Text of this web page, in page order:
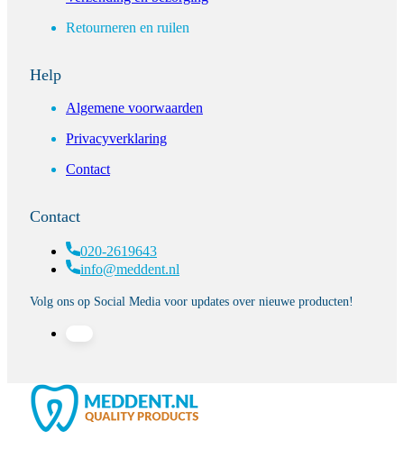
Retourneren en ruilen
Help
Algemene voorwaarden
Privacyverklaring
Contact
Contact
020-2619643
info@meddent.nl
Volg ons op Social Media voor updates over nieuwe producten!